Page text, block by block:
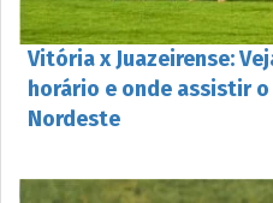
Vitória x Juazeirense:
horário e onde assistir
Nordeste